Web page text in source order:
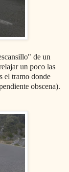
de un
un poco las
el tramo donde
obscena).